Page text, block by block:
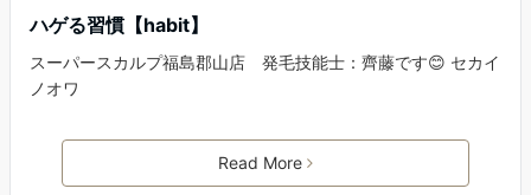
ハゲる習慣【habit】
スーパースカルプ福島郡山店 発毛技能士：齊藤です😊 セカイ
ノオワ
Read More